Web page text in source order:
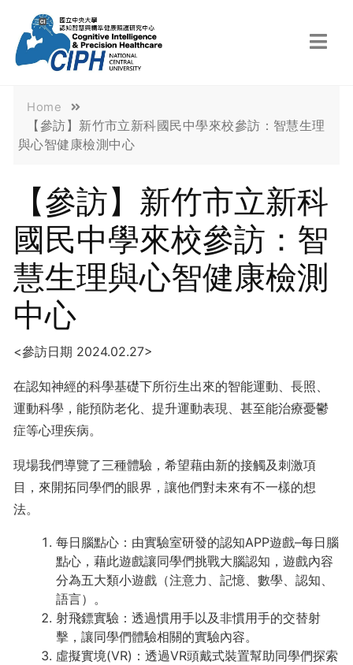
Home
【參訪】新竹市立新科國民中學來校參訪：智慧生理
與心智健康檢測中心
【參訪】新竹市立新科
國民中學來校參訪：智
慧生理與心智健康檢測
中心
<參訪日期 2024.02.27>
在認知神經的科學基礎下所衍生出來的智能運動、長照、
運動科學，能預防老化、提升運動表現、甚至能治療憂鬱
症等心理疾病。
現場我們導覽了三種體驗，希望藉由新的接觸及刺激項
目，來開拓同學們的眼界，讓他們對未來有不一樣的想
法。
每日腦點心：由實驗室研發的認知APP遊戲–每日腦
點心，藉此遊戲讓同學們挑戰大腦認知，遊戲內容
分為五大類小遊戲（注意力、記憶、數學、認知、
語言）。
射飛鏢實驗：透過慣用手以及非慣用手的交替射
擊，讓同學們體驗相關的實驗內容。
虛擬實境(VR)：透過VR頭戴式裝置幫助同學們探索